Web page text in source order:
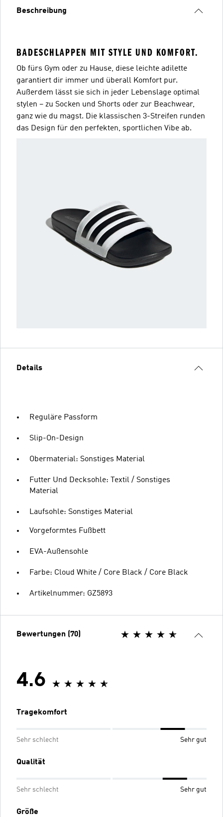
Beschreibung
BADESCHLAPPEN MIT STYLE UND KOMFORT.
Ob fürs Gym oder zu Hause, diese leichte adilette
garantiert dir immer und überall Komfort pur.
Außerdem lässt sie sich in jeder Lebenslage optimal
stylen – zu Socken und Shorts oder zur Beachwear,
ganz wie du magst. Die klassischen 3-Streifen runden
das Design für den perfekten, sportlichen Vibe ab.
Details
Reguläre Passform
Slip-On-Design
Obermaterial: Sonstiges Material
Futter Und Decksohle: Textil / Sonstiges
Material
Laufsohle: Sonstiges Material
Vorgeformtes Fußbett
EVA-Außensohle
Farbe: Cloud White / Core Black / Core Black
Artikelnummer: GZ5893
Bewertungen (70)
4.6
Tragekomfort
Sehr schlecht Sehr gut
Qualität
Sehr schlecht Sehr gut
Größe